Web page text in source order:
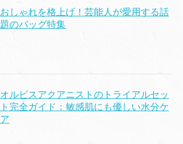
おしゃれを格上げ！芸能人が愛用する話
題のバッグ特集
オルビスアクアニストのトライアルセッ
ト完全ガイド：敏感肌にも優しい水分ケ
ア